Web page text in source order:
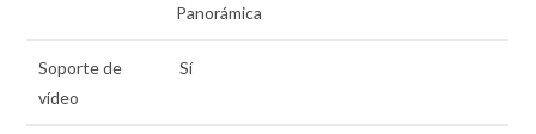
Panorámica
Soporte de
vídeo
Sí